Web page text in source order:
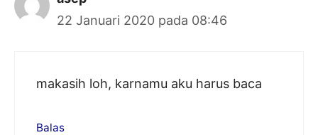
22 Januari 2020 pada 08:46
makasih loh, karnamu aku harus baca
Balas